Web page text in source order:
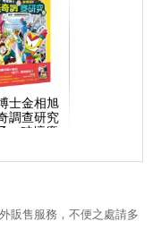
士金相旭
調查研究
：破壞慶
物理原形
販售服務，不便之處請多